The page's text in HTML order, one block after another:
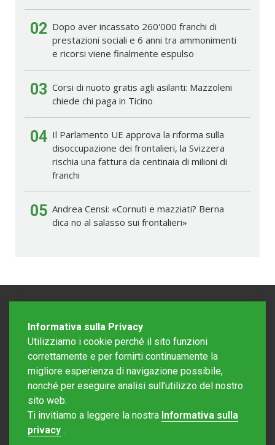
02 Dopo aver incassato 260'000 franchi di
prestazioni sociali e 6 anni tra ammonimenti
e ricorsi viene finalmente espulso
03 Corsi di nuoto gratis agli asilanti: Mazzoleni
chiede chi paga in Ticino
04 Il Parlamento UE approva la riforma sulla
disoccupazione dei frontalieri, la Svizzera
rischia una fattura da centinaia di milioni di
franchi
05 Andrea Censi: «Cornuti e mazziati? Berna
dica no al salasso sui frontalieri»
Editore Rotostampa SA
Informativa sulla Privacy
Utilizziamo i cookie perché il sito funzioni
correttamente e per fornirti continuamente la
migliore esperienza di navigazione possibile,
nonché per eseguire analisi sull'utilizzo del nostro
sito web.
Ti invitiamo a leggere la nostra Informativa sulla
privacy .